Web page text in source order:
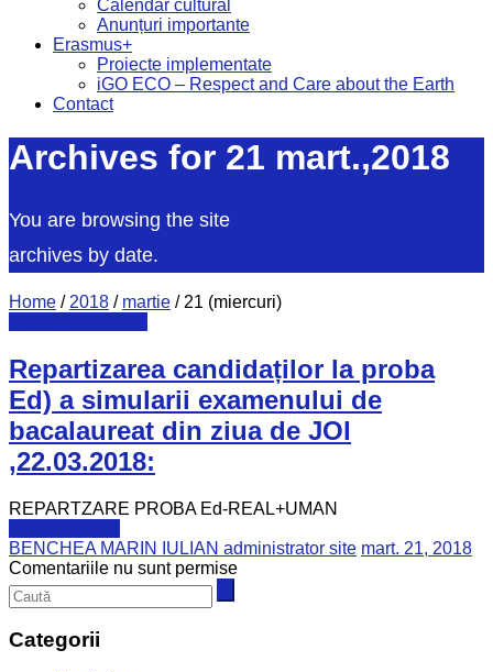
Calendar cultural
Anunțuri importante
Erasmus+
Proiecte implementate
iGO ECO – Respect and Care about the Earth
Contact
Archives for 21 mart.,2018
You are browsing the site
archives by date.
Home / 2018 / martie / 21 (miercuri)
Repartizarea candidaților la proba
Ed) a simularii examenului de
bacalaureat din ziua de JOI
,22.03.2018:
REPARTZARE PROBA Ed-REAL+UMAN
BENCHEA MARIN IULIAN administrator site mart. 21, 2018
Comentariile nu sunt permise
Categorii